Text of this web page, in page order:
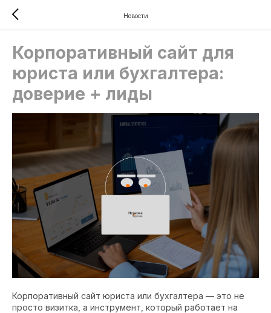
Новости
Корпоративный сайт для
юриста или бухгалтера:
доверие + лиды
Корпоративный сайт юриста или бухгалтера — это не
просто визитка, а инструмент, который работает на